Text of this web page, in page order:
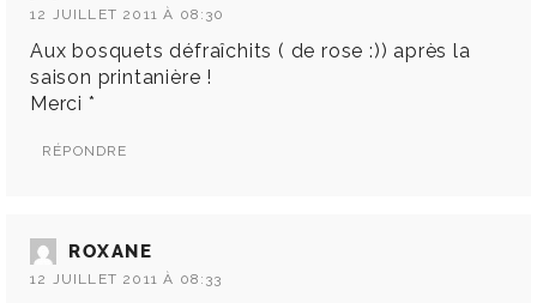
12 JUILLET 2011 À 08:30
Aux bosquets défraîchits ( de rose :)) après la
saison printanière !
Merci *
RÉPONDRE
ROXANE
12 JUILLET 2011 À 08:33